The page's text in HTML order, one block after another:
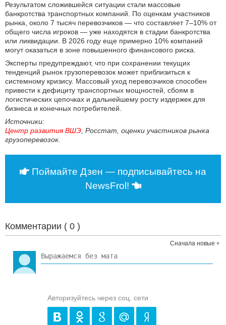
Результатом сложившейся ситуации стали массовые
банкротства транспортных компаний. По оценкам участников
рынка, около 7 тысяч перевозчиков — что составляет 7–10% от
общего числа игроков — уже находятся в стадии банкротства
или ликвидации. В 2026 году еще примерно 10% компаний
могут оказаться в зоне повышенного финансового риска.
Эксперты предупреждают, что при сохранении текущих
тенденций рынок грузоперевозок может приблизиться к
системному кризису. Массовый уход перевозчиков способен
привести к дефициту транспортных мощностей, сбоям в
логистических цепочках и дальнейшему росту издержек для
бизнеса и конечных потребителей.
Источники:
Центр развития ВШЭ, Росстат, оценки участников рынка
грузоперевозок.
Поймайте Дзен — подписывайтесь на
NewsFrol!
Комментарии ( 0 )
Сначала новые
Авторизуйтесь через соц. сети